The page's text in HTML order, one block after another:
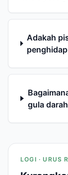
Adakah
gula
LOGI · URUS